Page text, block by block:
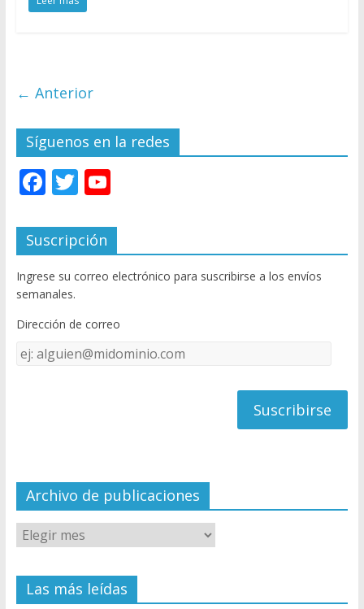
← Anterior
Síguenos en la redes
F
e
b
o
o
k
T
itt
er
Y
u
T
u
e
C
el
Suscripción
Ingrese su correo electrónico para suscribirse a los envíos
semanales.
Dirección de correo
Dirección
de
Archivo de publicaciones
Las más leídas